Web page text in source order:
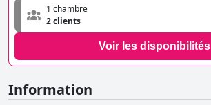
1 chambre
2 clients
Voir les disponibilités
Information